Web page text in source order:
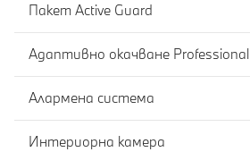
Пакет Active Guard
Адаптивно окачване Professional
Алармена система
Интериорна камера